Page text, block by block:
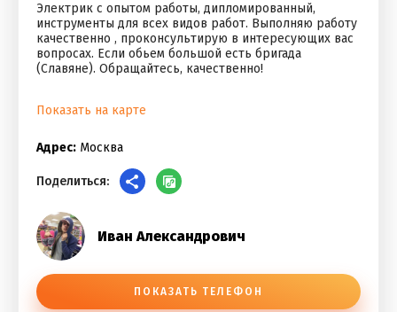
Электрик с опытом работы, дипломированный,
инструменты для всех видов работ. Выполняю работу
качественно , проконсультирую в интересующих вас
вопросах. Если обьем большой есть бригада
(Славяне). Обращайтесь, качественно!
Показать на карте
Адрес: Москва
Поделиться:
Иван Александрович
ПОКАЗАТЬ ТЕЛЕФОН